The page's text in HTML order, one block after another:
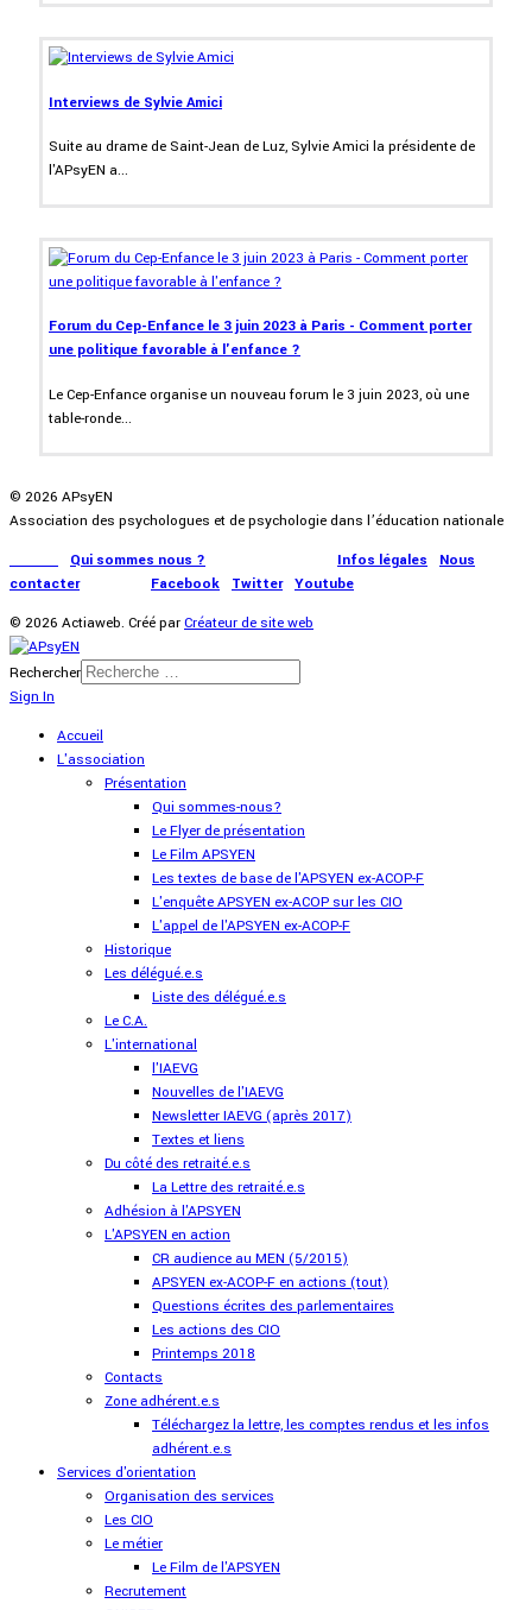
Interviews de Sylvie Amici
Suite au drame de Saint-Jean de Luz, Sylvie Amici la présidente de
l'APsyEN a...
Forum du Cep-Enfance le 3 juin 2023 à Paris - Comment porter
une politique favorable à l'enfance ?
Le Cep-Enfance organise un nouveau forum le 3 juin 2023, où une
table-ronde...
© 2026 APsyEN
Association des psychologues et de psychologie dans l’éducation nationale
Qui sommes nous ? Infos légales
Nous
contacter| Facebook Twitter| Youtube
© 2026 Actiaweb. Créé parCréateur de site web
Rechercher
Sign In
Accueil
L'association
Présentation
Qui sommes-nous?
Le Flyer de présentation
Le Film APSYEN
Les textes de base de l'APSYEN ex-ACOP-F
L'enquête APSYEN ex-ACOP sur les CIO
L'appel de l'APSYEN ex-ACOP-F
Historique
Les délégué.e.s
Liste des délégué.e.s
Le C.A.
L'international
l'IAEVG
Nouvelles de l'IAEVG
Newsletter IAEVG (après 2017)
Textes et liens
Du côté des retraité.e.s
La Lettre des retraité.e.s
Adhésion à l'APSYEN
L'APSYEN en action
CR audience au MEN (5/2015)
APSYEN ex-ACOP-F en actions (tout)
Questions écrites des parlementaires
Les actions des CIO
Printemps 2018
Contacts
Zone adhérent.e.s
Téléchargez la lettre, les comptes rendus et les infos
adhérent.e.s
Services d'orientation
Organisation des services
Les CIO
Le métier
Le Film de l'APSYEN
Recrutement